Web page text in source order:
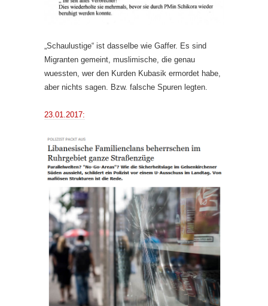
„Schaulustige“ ist dasselbe wie Gaffer. Es sind
Migranten gemeint, muslimische, die genau
wuessten, wer den Kurden Kubasik ermordet habe,
aber nichts sagen. Bzw. falsche Spuren legten.
23.01.2017: